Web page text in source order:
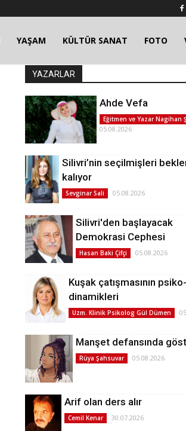
YAŞAM KÜLTÜR SANAT FOTO
YAZARLAR
Ahde Vefa
Eğitmen ve Yazar Nagihan
05.08.2026
Silivri’nin seçilmişleri
kalıyor
Sevginar Sali 05.08.2026
Silivri'den başlayacak
Demokrasi Cephesi
Hasan Baki Çifçi 05.08.2026
Kuşak çatışmasının
dinamikleri
Uzm. Klinik Psikolog Gül Dümen
Manşet defansında
Rüya Şahsuvar 05.08.2026
Arif olan ders alır
Cemil Kenar 30.07.2026